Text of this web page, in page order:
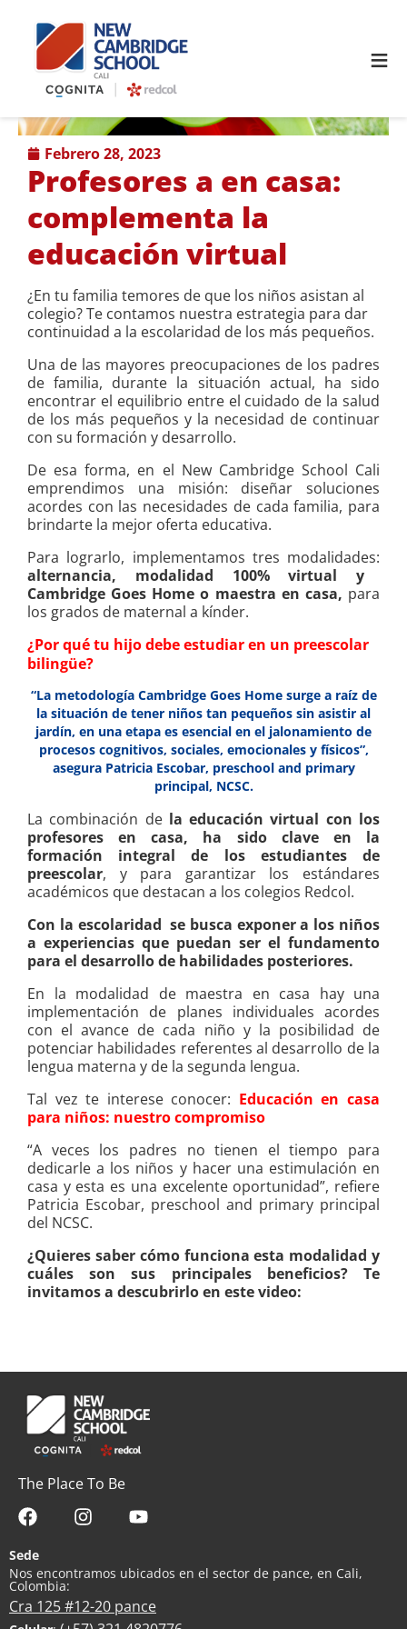
≡
febrero 28, 2023
Profesores a en casa:
complementa la
educación virtual
¿En tu familia temores de que los niños asistan al
colegio? Te contamos nuestra estrategia para dar
continuidad a la escolaridad de los más pequeños.
Una de las mayores preocupaciones de los padres
de familia, durante la situación actual, ha sido
encontrar el equilibrio entre el cuidado de la salud
de los más pequeños y la necesidad de continuar
con su formación y desarrollo.
De esa forma, en el New Cambridge School Cali
emprendimos una misión: diseñar soluciones
acordes con las necesidades de cada familia, para
brindarte la mejor oferta educativa.
Para lograrlo, implementamos tres modalidades:
alternancia, modalidad 100% virtual y
Cambridge Goes Home o maestra en casa, para
los grados de maternal a kínder.
¿Por qué tu hijo debe estudiar en un preescolar
bilingüe?
“La metodología Cambridge Goes Home surge a raíz de
la situación de tener niños tan pequeños sin asistir al
jardín, en una etapa es esencial en el jalonamiento de
procesos cognitivos, sociales, emocionales y físicos”,
asegura Patricia Escobar, preschool and primary
principal, NCSC.
La combinación dela educación virtual con los
profesores en casa, ha sido clave en la
formación integral de los estudiantes de
preescolar, y para garantizar los estándares
académicos que destacan a los colegios Redcol.
Con la escolaridad se busca exponer a los niños
a experiencias que puedan ser el fundamento
para el desarrollo de habilidades posteriores.
En la modalidad de maestra en casa hay una
implementación de planes individuales acordes
con el avance de cada niño y la posibilidad de
potenciar habilidades referentes al desarrollo de la
lengua materna y de la segunda lengua.
Tal vez te interese conocer: Educación en casa
para niños: nuestro compromiso
“A veces los padres no tienen el tiempo para
dedicarle a los niños y hacer una estimulación en
casa y esta es una excelente oportunidad”, refiere
Patricia Escobar, preschool and primary principal
del NCSC.
¿Quieres saber cómo funciona esta modalidad y
cuáles son sus principales beneficios? Te
invitamos a descubrirlo en este video:
The Place To Be
Sede
Nos encontramos ubicados en el sector de pance, en Cali,
Colombia:
Cra 125 #12-20 pance